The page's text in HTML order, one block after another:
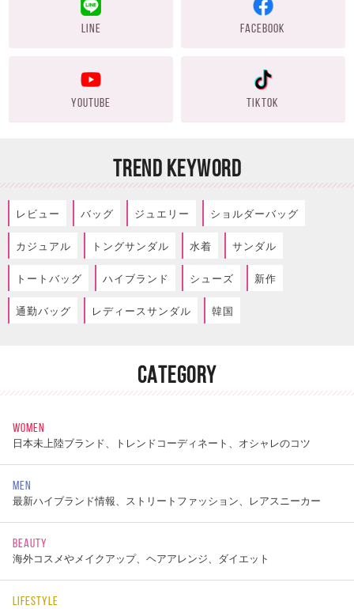
LINE FACEBOOK
YOUTUBE TIKTOK
TREND KEYWORD
レビュー バッグ ジュエリー ショルダーバッグ
カジュアル トングサンダル 水着 サンダル
トートバッグ ハイブランド シューズ 新作
通勤バッグ レディースサンダル 韓国
CATEGORY
WOMEN
日本未上陸ブランド、トレンドコーディネート、オシャレのコツ
MEN
最新ハイブランド情報、ストリートファッション、レアスニーカー
BEAUTY
海外コスメやメイクアップ、ヘアアレンジ、ダイエット
LIFESTYLE